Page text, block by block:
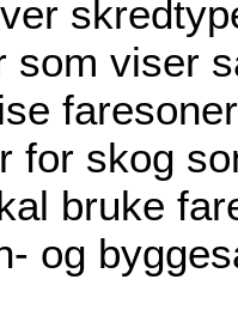
som viser
for skog
bruke
og